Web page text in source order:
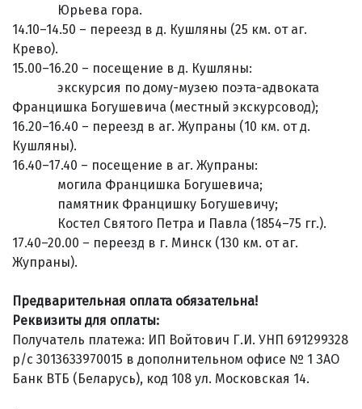
Юрьева гора.
14.10–14.50 – переезд в д. Кушляны (25 км. от аг.
Крево).
15.00–16.20 – посещение в д. Кушляны:
экскурсия по дому-музею поэта-адвоката
Францишка Богушевича (местный экскурсовод);
16.20–16.40 – переезд в аг. Жупраны (10 км. от д.
Кушляны).
16.40–17.40 – посещение в аг. Жупраны:
могила Францишка Богушевича;
памятник Францишку Богушевичу;
Костел Святого Петра и Павла (1854–75 гг.).
17.40–20.00 – переезд в г. Минск (130 км. от аг.
Жупраны).
Предварительная оплата обязательна!
Реквизиты для оплаты:
Получатель платежа: ИП Войтович Г.И. УНП 691299328
р/с 3013633970015 в дополнительном офисе № 1 ЗАО
Банк ВТБ (Беларусь), код 108 ул. Московская 14.